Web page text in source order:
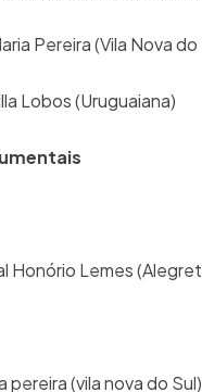
Pereira (Vila Nova do
Lobos (Uruguaiana)
Honório Lemes
pereira (vila nova do Sul)